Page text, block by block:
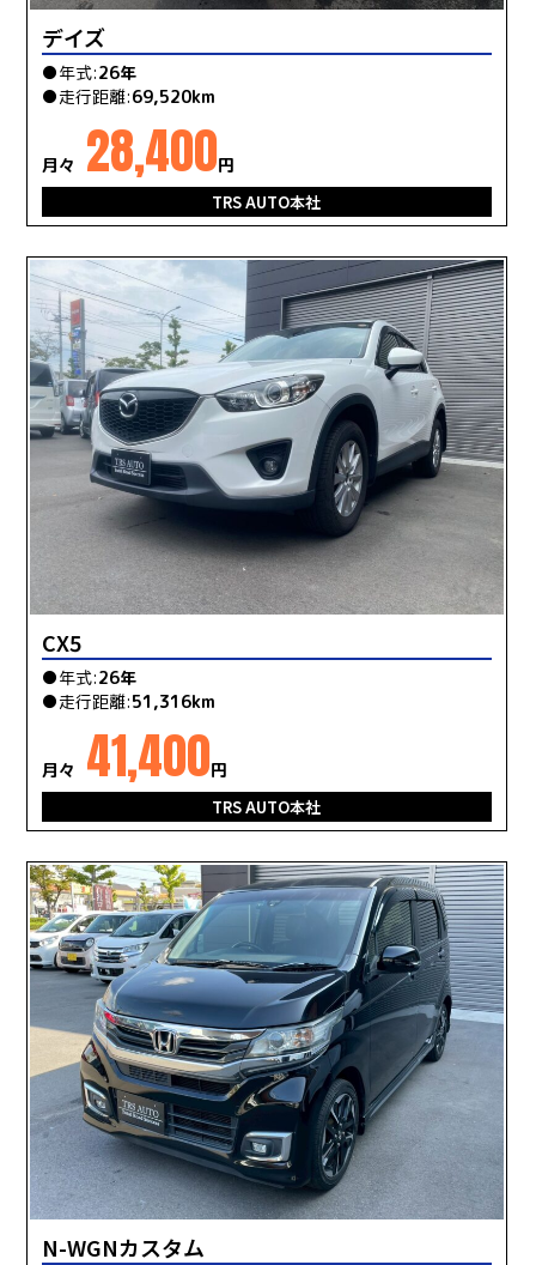
デイズ
●年式:26年
●走行距離:69,520km
月々 28,400円
TRS AUTO本社
CX5
●年式:26年
●走行距離:51,316km
月々 41,400円
TRS AUTO本社
N-WGNカスタム